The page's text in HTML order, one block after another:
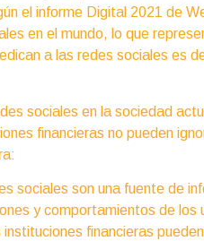
el informe Digital 2021 de
en el mundo, lo que
a las redes sociales es
sociales en la sociedad
financieras no pueden
sociales son una fuente de
y comportamientos de los
financieras